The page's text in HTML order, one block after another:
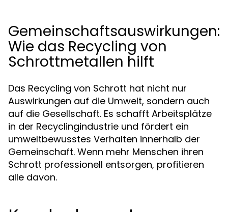
Gemeinschaftsauswirkungen:
Wie das Recycling von
Schrottmetallen hilft
Das Recycling von Schrott hat nicht nur
Auswirkungen auf die Umwelt, sondern auch
auf die Gesellschaft. Es schafft Arbeitsplätze
in der Recyclingindustrie und fördert ein
umweltbewusstes Verhalten innerhalb der
Gemeinschaft. Wenn mehr Menschen ihren
Schrott professionell entsorgen, profitieren
alle davon.